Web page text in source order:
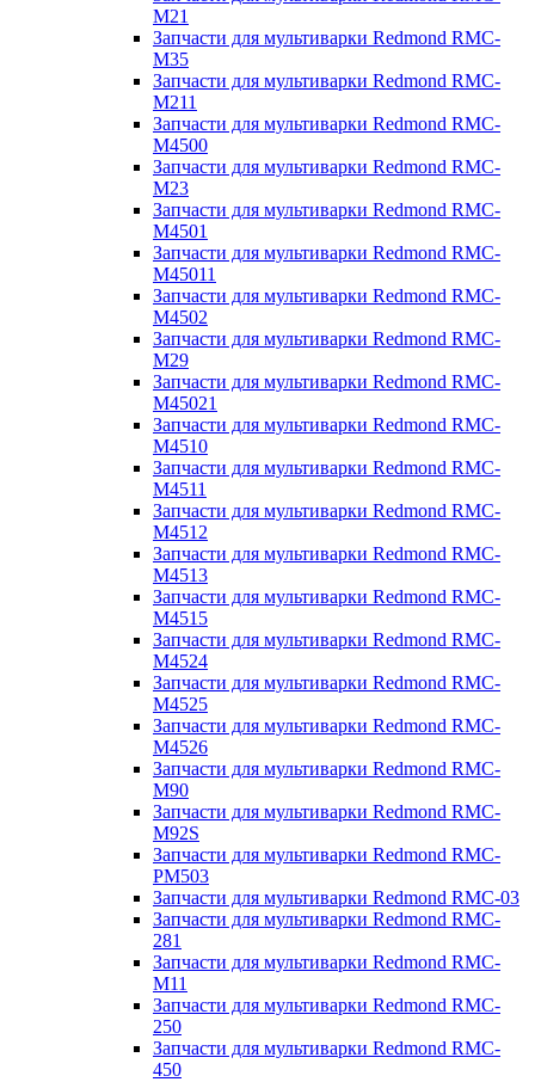
M21
Запчасти для мультиварки Redmond RMC-
M35
Запчасти для мультиварки Redmond RMC-
M211
Запчасти для мультиварки Redmond RMC-
M4500
Запчасти для мультиварки Redmond RMC-
M23
Запчасти для мультиварки Redmond RMC-
M4501
Запчасти для мультиварки Redmond RMC-
M45011
Запчасти для мультиварки Redmond RMC-
M4502
Запчасти для мультиварки Redmond RMC-
M29
Запчасти для мультиварки Redmond RMC-
M45021
Запчасти для мультиварки Redmond RMC-
M4510
Запчасти для мультиварки Redmond RMC-
M4511
Запчасти для мультиварки Redmond RMC-
M4512
Запчасти для мультиварки Redmond RMC-
M4513
Запчасти для мультиварки Redmond RMC-
M4515
Запчасти для мультиварки Redmond RMC-
M4524
Запчасти для мультиварки Redmond RMC-
M4525
Запчасти для мультиварки Redmond RMC-
M4526
Запчасти для мультиварки Redmond RMC-
M90
Запчасти для мультиварки Redmond RMC-
M92S
Запчасти для мультиварки Redmond RMC-
PM503
Запчасти для мультиварки Redmond RMC-03
Запчасти для мультиварки Redmond RMC-
281
Запчасти для мультиварки Redmond RMC-
M11
Запчасти для мультиварки Redmond RMC-
250
Запчасти для мультиварки Redmond RMC-
450